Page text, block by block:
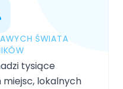
ŚWIATA
tysiące
lokalnych